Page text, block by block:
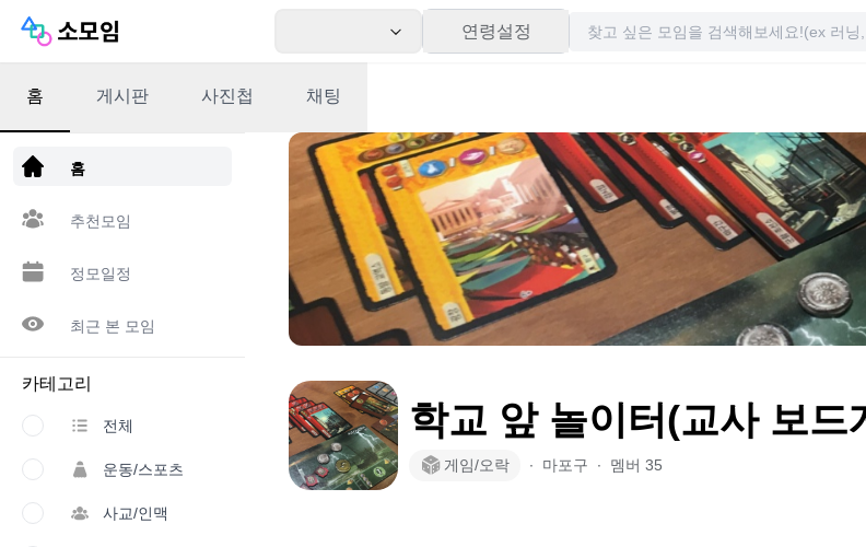
연령설정
앱 다운로드
홈
추천모임
정모일정
최근 본 모임
카테고리
전체
운동/스포츠
사교/인맥
홈 게시판 사진첩 채팅
학교 앞 놀이터(교사 보드
게임/오락 ∙ 마포구 ∙ 멤버 35